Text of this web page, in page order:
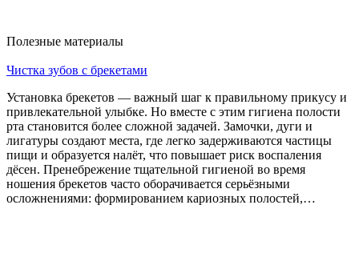
Полезные материалы
Чистка зубов с брекетами
Установка брекетов — важный шаг к правильному прикусу и
привлекательной улыбке. Но вместе с этим гигиена полости
рта становится более сложной задачей. Замочки, дуги и
лигатуры создают места, где легко задерживаются частицы
пищи и образуется налёт, что повышает риск воспаления
дёсен. Пренебрежение тщательной гигиеной во время
ношения брекетов часто оборачивается серьёзными
осложнениями: формированием кариозных полостей,…